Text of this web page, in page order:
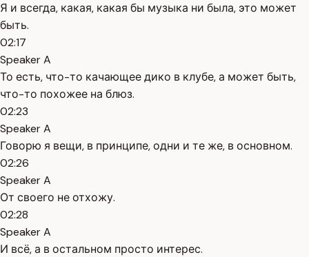
Я и всегда, какая, какая бы музыка ни была, это может
быть.
02:17
Speaker A
То есть, что-то качающее дико в клубе, а может быть,
что-то похожее на блюз.
02:23
Speaker A
Говорю я вещи, в принципе, одни и те же, в основном.
02:26
Speaker A
От своего не отхожу.
02:28
Speaker A
И всё, а в остальном просто интерес.